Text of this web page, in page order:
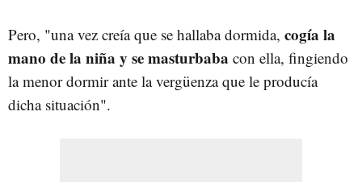
Pero, "una vez creía que se hallaba dormida, cogía la
mano de la niña y se masturbaba con ella, fingiendo
la menor dormir ante la vergüenza que le producía
dicha situación".